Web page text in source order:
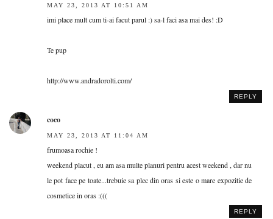
MAY 23, 2013 AT 10:51 AM
imi place mult cum ti-ai facut parul :) sa-l faci asa mai des! :D
Te pup
http://www.andradorolti.com/
REPLY
coco
MAY 23, 2013 AT 11:04 AM
frumoasa rochie !
weekend placut , eu am asa multe planuri pentru acest weekend , dar nu
le pot face pe toate...trebuie sa plec din oras si este o mare expozitie de
cosmetice in oras :(((
REPLY